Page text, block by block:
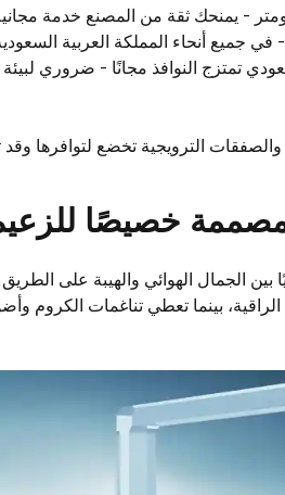
الطريق على مدار الساعة 24/7 - في جميع أنحاء
يصل إلى 4000 ريال سعودي تمتزج النوافذ مجانًا
الترويجية تخضع لتوافرها وقد
خصيصًا
بين الجمال الهوائي والهيبة على
بينما تعطي تناغمات الكروم